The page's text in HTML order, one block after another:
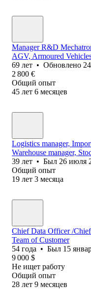
Manager R&D
AGV, Armoured
69 лет • Обновлено
2 800 €
Общий опыт
45 лет 6 месяцев
Logistics manager,
Warehouse manager,
39 лет • Был 26 июля
Общий опыт
19 лет 3 месяца
Chief Data Officer /
Team of Customer
54 года • Был 15
9 000 $
Не ищет работу
Общий опыт
28 лет 9 месяцев